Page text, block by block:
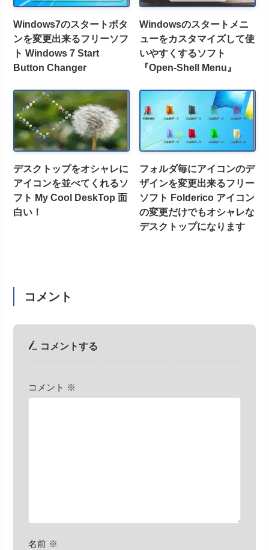
Windows7のスタートボタ
ンを変更出来るフリーソフ
ト Windows 7 Start
Button Changer
Windowsのスタートメニ
ューをカスタマイズして使
いやすくするソフト
『Open-Shell Menu』
デスクトップをオシャレに
アイコンを並べてくれるソ
フト My Cool DeskTop 面
白い！
フォルダ毎にアイコンのデ
ザインを変更出来るフリー
ソフト Folderico アイコン
の変更だけでもオシャレな
デスクトップになります
コメント
コメントする
コメント ※
名前 ※